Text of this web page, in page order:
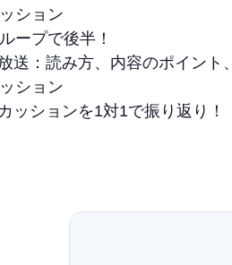
ション
ープで後半！
送：読み方、内容のポイント
ション
ッションを1対1で振り返り！